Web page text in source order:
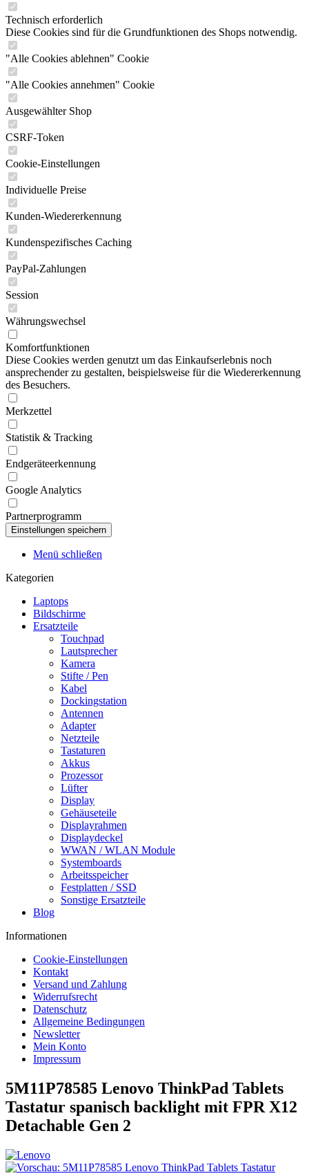
Technisch erforderlich
Diese Cookies sind für die Grundfunktionen des Shops notwendig.
"Alle Cookies ablehnen" Cookie
"Alle Cookies annehmen" Cookie
Ausgewählter Shop
CSRF-Token
Cookie-Einstellungen
Individuelle Preise
Kunden-Wiedererkennung
Kundenspezifisches Caching
PayPal-Zahlungen
Session
Währungswechsel
Komfortfunktionen
Diese Cookies werden genutzt um das Einkaufserlebnis noch
ansprechender zu gestalten, beispielsweise für die Wiedererkennung
des Besuchers.
Merkzettel
Statistik & Tracking
Endgeräteerkennung
Google Analytics
Partnerprogramm
Menü schließen
Kategorien
Laptops
Bildschirme
Ersatzteile
Touchpad
Lautsprecher
Kamera
Stifte / Pen
Kabel
Dockingstation
Antennen
Adapter
Netzteile
Tastaturen
Akkus
Prozessor
Lüfter
Display
Gehäuseteile
Displayrahmen
Displaydeckel
WWAN / WLAN Module
Systemboards
Arbeitsspeicher
Festplatten / SSD
Sonstige Ersatzteile
Blog
Informationen
Cookie-Einstellungen
Kontakt
Versand und Zahlung
Widerrufsrecht
Datenschutz
Allgemeine Bedingungen
Newsletter
Mein Konto
Impressum
5M11P78585 Lenovo ThinkPad Tablets
Tastatur spanisch backlight mit FPR X12
Detachable Gen 2